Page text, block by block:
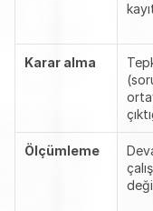
Karar alma
Ölçümleme